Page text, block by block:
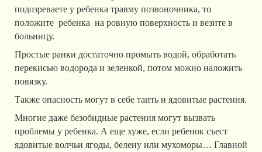
подозреваете у ребенка травму позвоночника, то
положите ребенка на ровную поверхность и везите в
больницу.
Простые ранки достаточно промыть водой, обработать
перекисью водорода и зеленкой, потом можно наложить
повязку.
Также опасность могут в себе таить и ядовитые растения.
Многие даже безобидные растения могут вызвать
проблемы у ребенка. А еще хуже, если ребенок съест
ядовитые волчьи ягоды, белену или мухоморы… Главной